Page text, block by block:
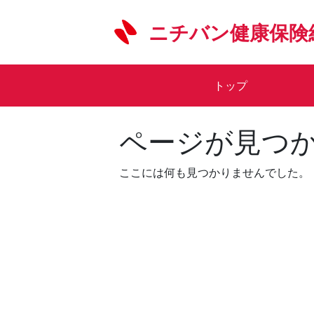
ニチバン健康保
トップ
ページが見つ
ここには何も見つかりませんでした。